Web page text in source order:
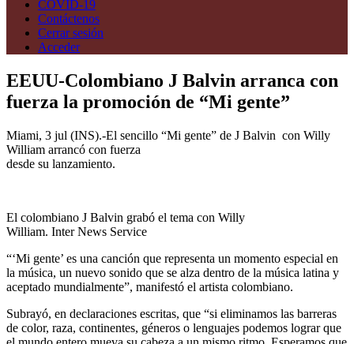
COVID-19
Contáctenos
Cerrar sesión
Acceder
EEUU-Colombiano J Balvin arranca con
fuerza la promoción de “Mi gente”
Miami, 3 jul (INS).-El sencillo “Mi gente” de J Balvin con Willy
William arrancó con fuerza
desde su lanzamiento.
El colombiano J Balvin grabó el tema con Willy
William. Inter News Service
“‘Mi gente’ es una canción que representa un momento especial en
la música, un nuevo sonido que se alza dentro de la música latina y
aceptado mundialmente”, manifestó el artista colombiano.
Subrayó, en declaraciones escritas, que “si eliminamos las barreras
de color, raza, continentes, géneros o lenguajes podemos lograr que